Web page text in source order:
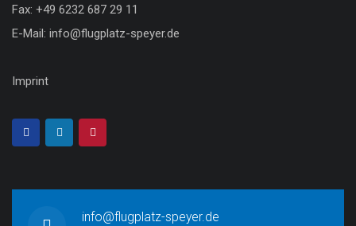
Fax: +49 6232 687 29 11
E-Mail: info@flugplatz-speyer.de
Imprint
info@flugplatz-speyer.de